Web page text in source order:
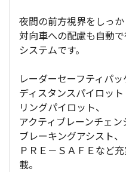
夜間の前方視界をしっか
対向車への配慮も自動
システムです。
レーダーセーフティパッ
ディスタンスパイロッ
リングパイロット、
アクティブレーンチェ
ブレーキングアシスト、
ＰＲＥ－ＳＡＦＥなど
載。